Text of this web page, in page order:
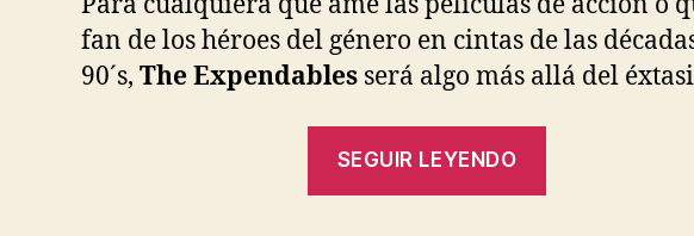
fan de los héroes del género en cintas de las
90´s, The Expendables será algo más allá del
SEGUIR LEYENDO